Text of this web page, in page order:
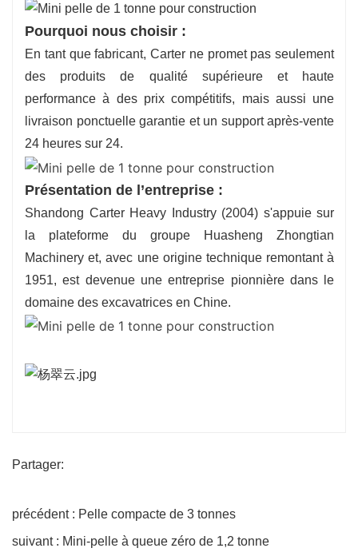
Pourquoi nous choisir :
En tant que fabricant, Carter ne promet pas seulement
des produits de qualité supérieure et haute
performance à des prix compétitifs, mais aussi une
livraison ponctuelle garantie et un support après-vente
24 heures sur 24.
Présentation de l’entreprise :
Shandong Carter Heavy Industry (2004) s'appuie sur
la plateforme du groupe Huasheng Zhongtian
Machinery et, avec une origine technique remontant à
1951, est devenue une entreprise pionnière dans le
domaine des excavatrices en Chine.
Partager:
précédent : Pelle compacte de 3 tonnes
suivant : Mini-pelle à queue zéro de 1,2 tonne